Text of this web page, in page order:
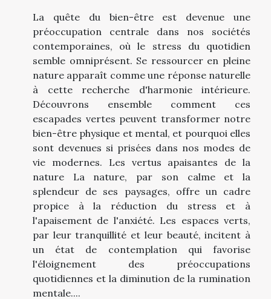
La quête du bien-être est devenue une
préoccupation centrale dans nos sociétés
contemporaines, où le stress du quotidien
semble omniprésent. Se ressourcer en pleine
nature apparaît comme une réponse naturelle
à cette recherche d'harmonie intérieure.
Découvrons ensemble comment ces
escapades vertes peuvent transformer notre
bien-être physique et mental, et pourquoi elles
sont devenues si prisées dans nos modes de
vie modernes. Les vertus apaisantes de la
nature La nature, par son calme et la
splendeur de ses paysages, offre un cadre
propice à la réduction du stress et à
l'apaisement de l'anxiété. Les espaces verts,
par leur tranquillité et leur beauté, incitent à
un état de contemplation qui favorise
l'éloignement des préoccupations
quotidiennes et la diminution de la rumination
mentale....